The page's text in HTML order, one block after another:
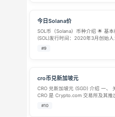
今日Solana价
SOL币（Solana）币种介绍 🌟 基
(SOL)发行时间：2020年3月创始
核心定位：高性能公链平台原生代
#9
cro币兑新加坡元
CRO 兑新加坡元 (SGD) 介绍 一、
CRO 是 Crypto.com 交易所及其推
原生代币。最初，CRO 主要作为其
#10